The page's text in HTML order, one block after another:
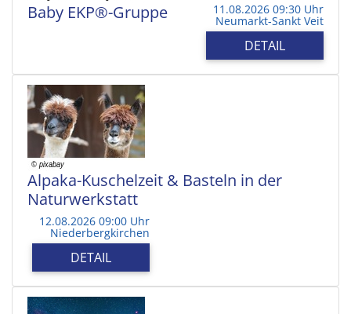
Baby EKP®-Gruppe 11.08.2026 09:30 Uhr
Neumarkt-Sankt Veit
DETAIL
Alpaka-Kuschelzeit & Basteln in der
Naturwerkstatt
12.08.2026 09:00 Uhr
Niederbergkirchen
DETAIL